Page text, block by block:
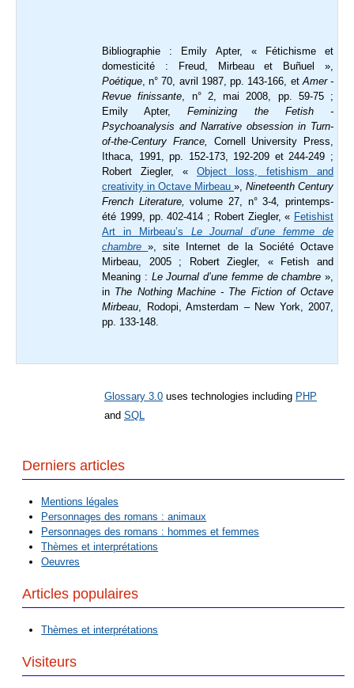
Bibliographie :
Emily Apter, « Fétichisme et
domesticité : Freud, Mirbeau et Buñuel »,
Poétique, n° 70, avril 1987, pp. 143-166, etAmer -
Revue finissante, n° 2, mai 2008, pp. 59-75 ;
Emily Apter,Feminizing the Fetish -
Psychoanalysis and Narrative obsession in Turn-
of-the-Century France, Cornell University Press,
Ithaca, 1991, pp. 152-173, 192-209 et 244-249 ;
Robert Ziegler, « Object loss, fetishism and
creativity in Octave Mirbeau », Nineteenth Century
French Literature, volume 27, n° 3-4,printemps-
été 1999, pp. 402-414 ; Robert Ziegler, « Fetishist
Art in Mirbeau’s Le Journal d’une femme de
chambre », site Internet de la Société Octave
Mirbeau, 2005 ; Robert Ziegler, « Fetish and
Meaning : Le Journal d’une femme de chambre »,
in The Nothing Machine - The Fiction of Octave
Mirbeau, Rodopi, Amsterdam – New York, 2007,
pp. 133-148.
Glossary 3.0 uses technologies including PHP
and SQL
Derniers articles
Mentions légales
Personnages des romans : animaux
Personnages des romans : hommes et femmes
Thèmes et interprétations
Oeuvres
Articles populaires
Thèmes et interprétations
Visiteurs